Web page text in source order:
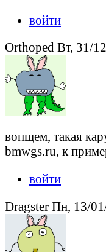
войти
Orthoped Вт, 31/
вопщем, такая
bmwgs.ru, к
войти
Dragster Пн, 13/